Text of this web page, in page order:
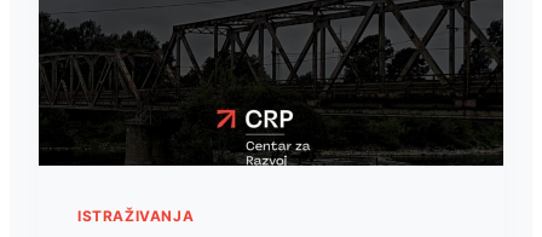
ISTRAŽIVANJA